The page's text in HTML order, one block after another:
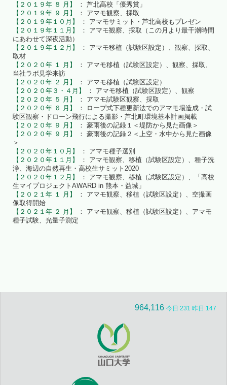
【２０１９年 ８ 月】
： 芦北高校「優秀賞」
【２０１９年 ９ 月】
： アマモ観察、採取
【２０１９年１０月】
： アマモサミット・芦北高校もプレゼン
【２０１９年１１月】
： アマモ観察、採取（この月より最干潮時間
にあわせて深夜活動）
【２０１９年１２月】
： アマモ移植（試験区設定）、観察、採取、
取材
【２０２０年 １ 月】
： アマモ移植（試験区設定）、観察、採取、
当社ラボ見学来訪
【２０２０年 ２ 月】
： アマモ移植（試験区設定）
【２０２０年３・４月】
： アマモ移植（試験区設定）、観察
【２０２０年 ５ 月】
： アマモ試験区観察、採取
【２０２０年 ６ 月】
： ロープ式下種更新法でのアマモ場造成・試
験区観察・ドローン飛行による撮影・芦北町環境基本計画掲載
【２０２０年 ９ 月】
： 豪雨後の記録１＜堤防から見た画像＞
【２０２０年 ９ 月】
： 豪雨後の記録２＜上空・水中から見た画像
＞
【２０２０年１０月】
： アマモ種子選別
【２０２０年１１月】
： アマモ観察、移植（試験区設定）、種子洗
浄、海辺の自然再生・高校生サミット2020
【２０２０年１２月】
： アマモ観察、移植（試験区設定）、「高校
生マイプロジェクトAWARD in 熊本・益城」
【２０２１年 １ 月】
： アマモ観察、移植（試験区設定）、空撮画
像取得開始
【２０２１年 ２ 月】
： アマモ観察、移植（試験区設定）、アマモ
種子試験、光量子測定
964,116 今日 231 昨日 147